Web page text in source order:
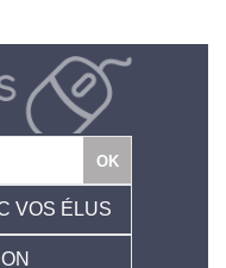
VOS ÉLUS